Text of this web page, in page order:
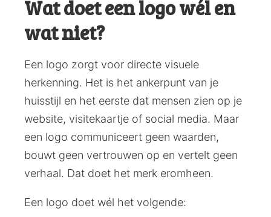
Wat doet een logo wél en
wat niet?
Een logo zorgt voor directe visuele
herkenning. Het is het ankerpunt van je
huisstijl en het eerste dat mensen zien op je
website, visitekaartje of social media. Maar
een logo communiceert geen waarden,
bouwt geen vertrouwen op en vertelt geen
verhaal. Dat doet het merk eromheen.
Een logo doet wél het volgende: